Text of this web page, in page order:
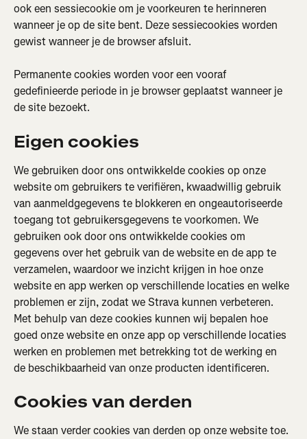
ook een sessiecookie om je voorkeuren te herinneren
wanneer je op de site bent. Deze sessiecookies worden
gewist wanneer je de browser afsluit.
Permanente cookies worden voor een vooraf
gedefinieerde periode in je browser geplaatst wanneer je
de site bezoekt.
Eigen cookies
We gebruiken door ons ontwikkelde cookies op onze
website om gebruikers te verifiëren, kwaadwillig gebruik
van aanmeldgegevens te blokkeren en ongeautoriseerde
toegang tot gebruikersgegevens te voorkomen. We
gebruiken ook door ons ontwikkelde cookies om
gegevens over het gebruik van de website en de app te
verzamelen, waardoor we inzicht krijgen in hoe onze
website en app werken op verschillende locaties en welke
problemen er zijn, zodat we Strava kunnen verbeteren.
Met behulp van deze cookies kunnen wij bepalen hoe
goed onze website en onze app op verschillende locaties
werken en problemen met betrekking tot de werking en
de beschikbaarheid van onze producten identificeren.
Cookies van derden
We staan verder cookies van derden op onze website toe.